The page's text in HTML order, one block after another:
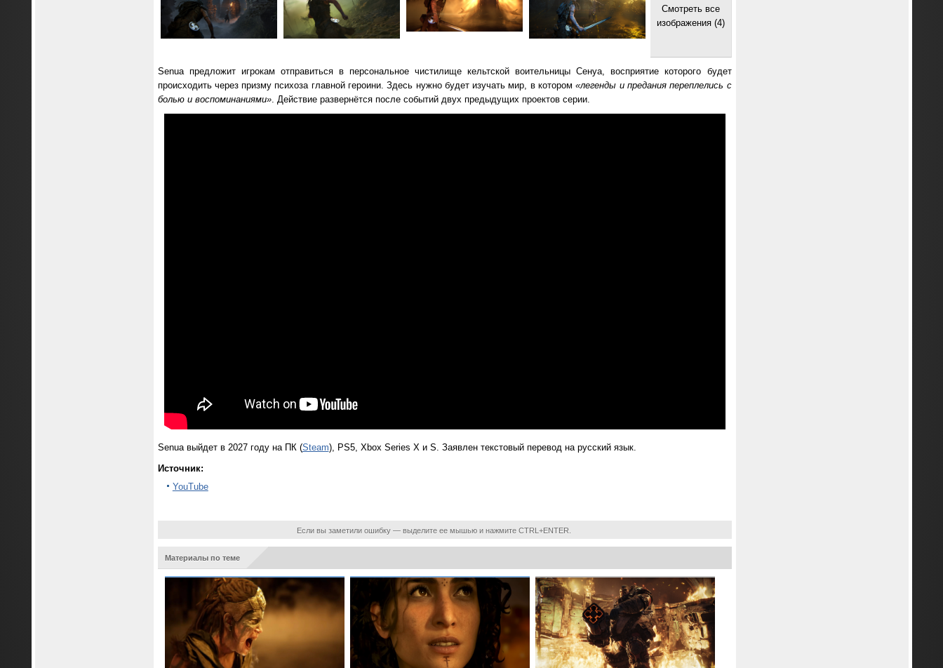
Смотреть все
изображения (4)
Senua предложит игрокам отправиться в персональное чистилище кельтской воительницы Сенуа, восприятие которого будет
происходить через призму психоза главной героини. Здесь нужно будет изучать мир, в котором«легенды и предания переплелись с
болью и воспоминаниями». Действие развернётся после событий двух предыдущих проектов серии.
Senua выйдет в 2027 году на ПК (Steam), PS5, Xbox Series X и S. Заявлен текстовый перевод на русский язык.
Источник:
YouTube
Если вы заметили ошибку — выделите ее мышью и нажмите CTRL+ENTER.
Материалы по теме